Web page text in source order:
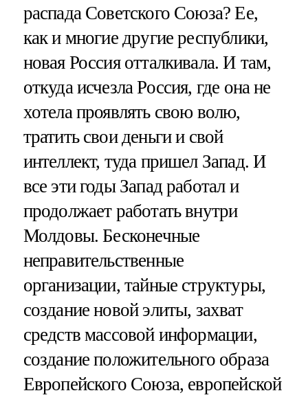
распада Советского Союза? Ее,
как и многие другие республики,
новая Россия отталкивала. И там,
откуда исчезла Россия, где она не
хотела проявлять свою волю,
тратить свои деньги и свой
интеллект, туда пришел Запад. И
все эти годы Запад работал и
продолжает работать внутри
Молдовы. Бесконечные
неправительственные
организации, тайные структуры,
создание новой элиты, захват
средств массовой информации,
создание положительного образа
Европейского Союза, европейской